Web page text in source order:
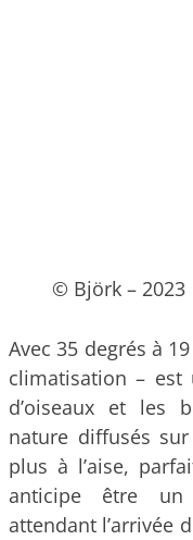
© Björk – 2023
Avec 35 degrés à
climatisation – est
d’oiseaux et les
nature diffusés
plus à l’aise,
anticipe être un
attendant l’arrivée